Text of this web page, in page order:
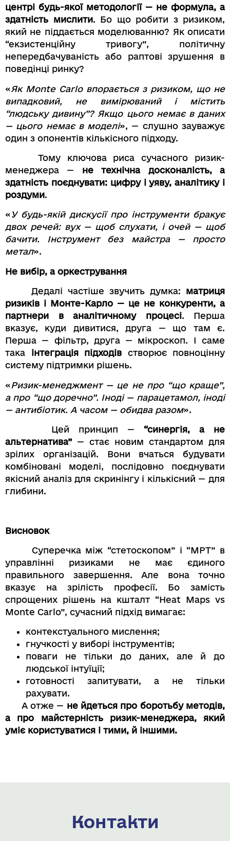
центрі будь-якої методології — не формула, а
здатність мислити. Бо що робити з ризиком,
який не піддається моделюванню? Як описати
“екзистенційну тривогу”, політичну
непередбачуваність або раптові зрушення в
поведінці ринку?
«Як Monte Carlo впорається з ризиком, що не
випадковий, не вимірюваний і містить
“людську дивину”? Якщо цього немає в даних
— цього немає в моделі», — слушно зауважує
один з опонентів кількісного підходу.
Тому ключова риса сучасного ризик-
менеджера — не технічна досконалість, а
здатність поєднувати: цифру і уяву, аналітику і
роздуми.
«У будь-якій дискусії про інструменти бракує
двох речей: вух — щоб слухати, і очей — щоб
бачити. Інструмент без майстра — просто
метал».
Не вибір, а оркестрування
Дедалі частіше звучить думка: матриця
ризиків і Монте-Карло — це не конкуренти, а
партнери в аналітичному процесі. Перша
вказує, куди дивитися, друга — що там є.
Перша — фільтр, друга — мікроскоп. І саме
така інтеграція підходів створює повноцінну
систему підтримки рішень.
«Ризик-менеджмент — це не про “що краще”,
а про “що доречно”. Іноді — парацетамол, іноді
— антибіотик. А часом — обидва разом».
Цей принцип — “синергія, а не
альтернатива” — стає новим стандартом для
зрілих організацій. Вони вчаться будувати
комбіновані моделі, послідовно поєднувати
якісний аналіз для скринінгу і кількісний — для
глибини.
Висновок
Суперечка між “стетоскопом” і “МРТ” в
управлінні ризиками не має єдиного
правильного завершення. Але вона точно
вказує на зрілість професії. Бо замість
спрощених рішень на кшталт “Heat Maps vs
Monte Carlo”, сучасний підхід вимагає:
контекстуального мислення;
гнучкості у виборі інструментів;
поваги не тільки до даних, але й до
людської інтуїції;
готовності запитувати, а не тільки
рахувати.
А отже — не йдеться про боротьбу методів,
а про майстерність ризик-менеджера, який
уміє користуватися і тими, й іншими.
Контакти